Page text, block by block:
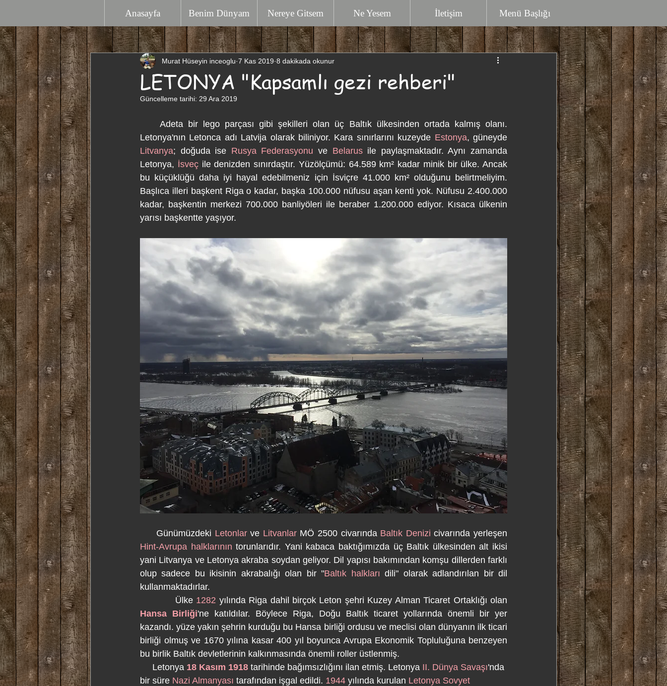
Anasayfa Benim Dünyam Nereye Gitsem Ne Yesem İletişim Menü Başlığı
LETONYA "Kapsamlı gezi rehberi"
Murat Hüseyin inceoglu 7 Kas 2019 8 dakikada okunur
Güncelleme tarihi: 29 Ara 2019
Adeta bir lego parçası gibi şekilleri olan üç Baltık ülkesinden ortada kalmış olanı.
Letonya'nın Letonca adı Latvija olarak biliniyor. Kara sınırlarını kuzeyde Estonya
Litvanya; doğuda ise Rusya Federasyonu ve Belarus ile paylaşmaktadır. Aynı zamanda
Letonya, İsveç ile denizden sınırdaştır. Yüzölçümü: 64.589 km² kadar minik bir ülke. Ancak
bu küçüklüğü daha iyi hayal edebilmeniz için İsviçre 41.000 km² olduğunu belirtmeliyim.
Başlıca illeri başkent Riga o kadar, başka 100.000 nüfusu aşan kenti yok. Nüfusu 2.400.000
kadar, başkentin merkezi 700.000 banliyöleri ile beraber 1.200.000 ediyor. Kısaca ülkenin
yarısı başkentte yaşıyor.
Günümüzdeki Letonlar ve Litvanlar MÖ 2500 civarında Baltık Denizi
Hint-Avrupa halklarının torunlarıdır. Yani kabaca baktığımızda üç Baltık ülkesinden alt ikisi
yani Litvanya ve Letonya akraba soydan geliyor. Dil yapısı bakımından komşu dillerden farklı
olup sadece bu ikisinin akrabalığı olan bir "Baltık halkları dili" olarak adlandırılan bir dil
kullanmaktadırlar.
           Ülke
1282
Hansa Birliği'ne katıldılar. Böylece Riga, Doğu Baltık ticaret yollarında önemli bir yer
kazandı. yüze yakın şehrin kurduğu bu Hansa birliği ordusu ve meclisi olan dünyanın ilk ticari
birliği olmuş ve 1670 yılına kasar 400 yıl boyunca Avrupa Ekonomik Topluluğuna benzeyen
bu birlik Baltık devletlerinin kalkınmasında önemli roller üstlenmiş.
Letonya 18 Kasım 1918 tarihinde bağımsızlığını ilan etmiş. Letonya II. Dünya Savaşı'nda
bir süre Nazi Almanyası tarafından işgal edildi. 1944 yılında kurulan Letonya Sovyet